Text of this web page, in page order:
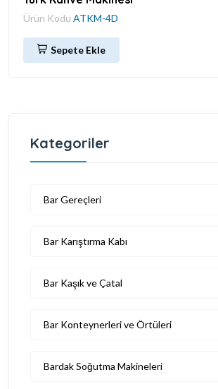
Ürün Kodu ATKM-4D
Sepete Ekle
Kategoriler
Bar Gereçleri
Bar Karıştırma Kabı
Bar Kaşık ve Çatal
Bar Konteynerleri ve Örtüleri
Bardak Soğutma Makineleri